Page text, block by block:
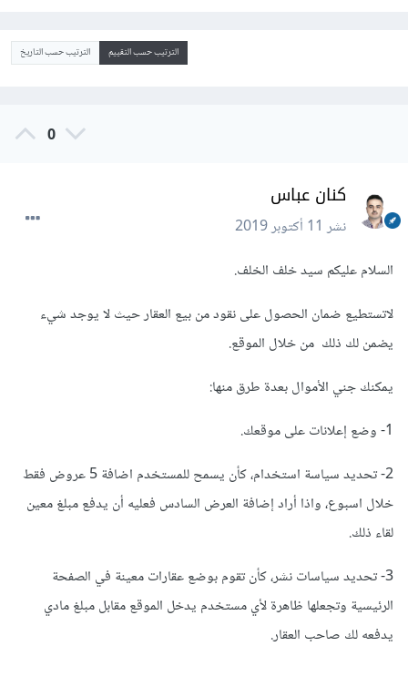
الترتيب حسب التقييم الترتيب حسب التاريخ
0
كنان عباس
نشر11 أكتوبر 2019
السلام عليكم سيد خلف الخلف.
لاتستطيع ضمان الحصول على نقود من بيع العقار حيث لا يوجد شيء
يضمن لك ذلك من خلال الموقع.
يمكنك جني الأموال بعدة طرق منها:
1- وضع إعلانات على موقعك.
2- تحديد سياسة استخدام، كأن يسمح للمستخدم اضافة 5 عروض فقط
خلال اسبوع، واذا أراد إضافة العرض السادس فعليه أن يدفع مبلغ معين
لقاء ذلك.
3- تحديد سياسات نشر، كأن تقوم بوضع عقارات معينة في الصفحة
الرئيسية وتجعلها ظاهرة لأي مستخدم يدخل الموقع مقابل مبلغ مادي
يدفعه لك صاحب العقار.